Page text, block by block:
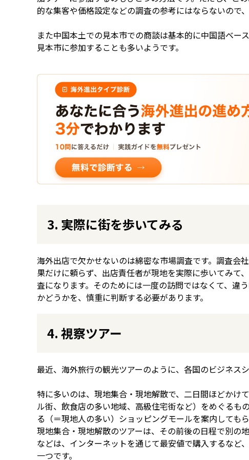
的な集客や価格設定などの調査の参考にはならないので、
また中国本土での見本市での商談は基本的に中国語ベ
見本市に参加することも多いようです。
3. 実際に街を歩いてみる
海外出店で欠かせないのは綿密な市場調査です。調査会
果だけに頼らず、出店責任者が現地を実際に歩いてみて
査になります。そのためには一度の訪問ではなくて、違
かどうかを、慎重に判断する必要があります。
4. 視察ツアー
最近、海外旅行の観光ツアーのように、各国のビジネス
特に多いのは、現地集合・現地解散で、二日間ほどかけ
ル街、飲食店の多い地域、高級住宅街など）をめぐるも
る（＝現地人の多い）ショッピングモールを案内しても
現地集合・現地解散のツアーは、その前後の日程で別の
などは、インターネットを通じて最安値で購入するなど
一つです。